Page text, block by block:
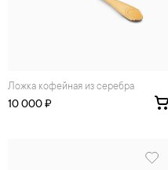
Ложка кофейная из серебра
10 000 ₽